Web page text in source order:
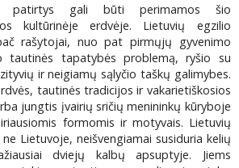
patirtys gali būti perimamos šio
kultūrinėje erdvėje. Lietuvių egzilio
rašytojai, nuo pat pirmųjų gyvenimo
tautinės tapatybės problemą, ryšio su
ir neigiamų sąlyčio taškų galimybes.
tautinės tradicijos ir vakarietiškosios
jungtis įvairių sričių menininkų kūryboje
formomis ir motyvais. Lietuvių
Lietuvoje, neišvengiamai susiduria kelių
dviejų kalbų apsuptyje. Jiems